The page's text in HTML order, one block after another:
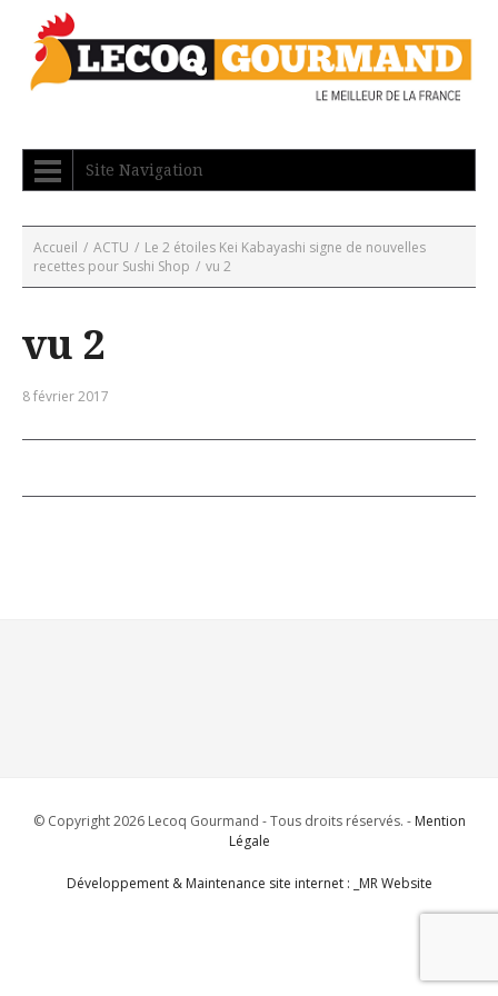
Site Navigation
Accueil / ACTU / Le 2 étoiles Kei Kabayashi signe de nouvelles
recettes pour Sushi Shop / vu 2
vu 2
8 février 2017
© Copyright 2026 Lecoq Gourmand - Tous droits réservés. - Mention
Légale
Développement & Maintenance site internet : _MR Website